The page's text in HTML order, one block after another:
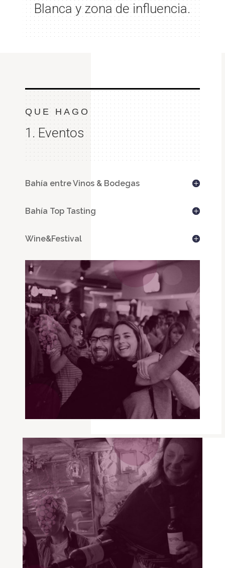
Blanca y zona de influencia.
QUE HAGO
1. Eventos
Bahía entre Vinos & Bodegas
Bahía Top Tasting
Wine&Festival